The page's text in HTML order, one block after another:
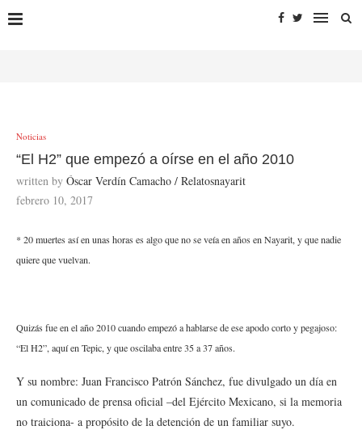
Noticias
“El H2” que empezó a oírse en el año 2010
written by Óscar Verdín Camacho / Relatosnayarit
febrero 10, 2017
* 20 muertes así en unas horas es algo que no se veía en años en Nayarit, y que nadie
quiere que vuelvan.
Quizás fue en el año 2010 cuando empezó a hablarse de ese apodo corto y pegajoso:
“El H2”, aquí en Tepic, y que oscilaba entre 35 a 37 años.
Y su nombre: Juan Francisco Patrón Sánchez, fue divulgado un día en
un comunicado de prensa oficial –del Ejército Mexicano, si la memoria
no traiciona- a propósito de la detención de un familiar suyo.